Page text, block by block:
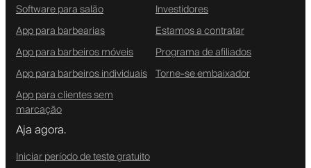
Software para salão
App para barbearias
App para barbeiros móveis
App para barbeiros individuais
App para clientes sem
marcação
Investidores
Estamos a contratar
Programa de afiliados
Torne-se embaixador
Aja agora.
Iniciar período de teste gratuito